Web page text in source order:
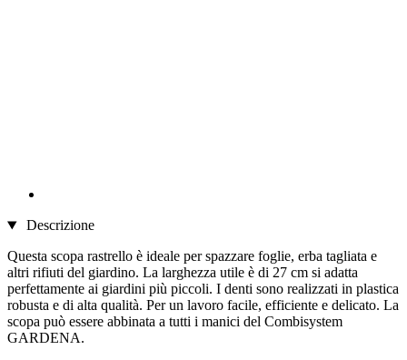
Descrizione
Questa scopa rastrello è ideale per spazzare foglie, erba tagliata e
altri rifiuti del giardino. La larghezza utile è di 27 cm si adatta
perfettamente ai giardini più piccoli. I denti sono realizzati in plastica
robusta e di alta qualità. Per un lavoro facile, efficiente e delicato. La
scopa può essere abbinata a tutti i manici del Combisystem
GARDENA.